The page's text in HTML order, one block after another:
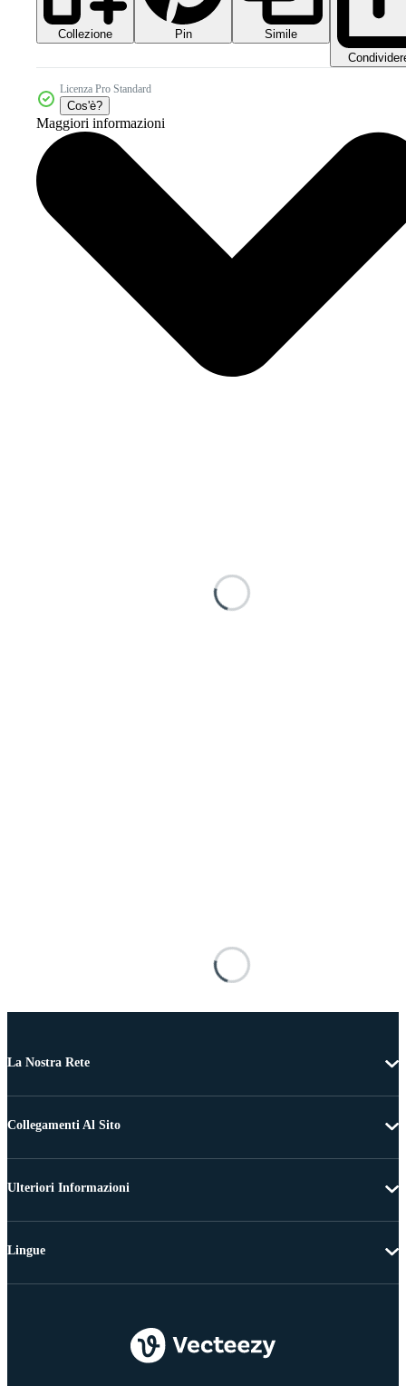
Collezione Pin
Simile
Licenza Pro Standard
Cos'è?
Maggiori informazioni
La Nostra Rete
Collegamenti Al Sito
Ulteriori Informazioni
Lingue